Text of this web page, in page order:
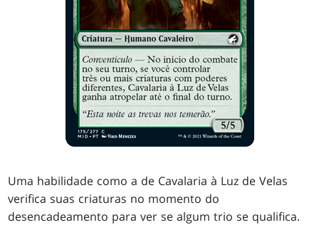
Uma habilidade como a de Cavalaria à Luz de Velas
verifica suas criaturas no momento do
desencadeamento para ver se algum trio se qualifica.